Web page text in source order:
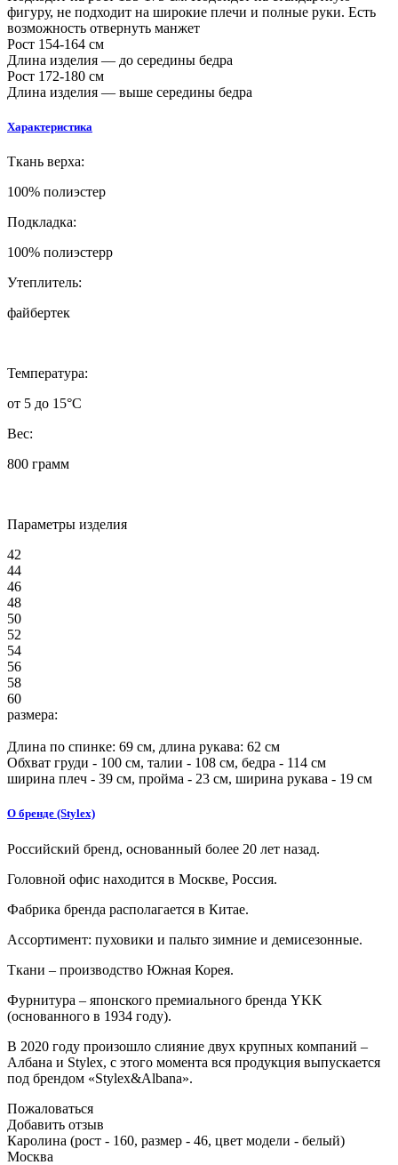
фигуру, не подходит на широкие плечи и полные руки. Есть
возможность отвернуть манжет
Рост 154-164 см
Длина изделия — до середины бедра
Рост 172-180 см
Длина изделия — выше середины бедра
Характеристика
Ткань верха:
100% полиэстер
Подкладка:
100% полиэстерр
Утеплитель:
файбертек
Температура:
от 5 до 15°C
Вес:
800 грамм
Параметры изделия
42
44
46
48
50
52
54
56
58
60
размера:
Длина по спинке: 69 см, длина рукава: 62 см
Обхват груди - 100 см, талии - 108 см, бедра - 114 см
ширина плеч - 39 см, пройма - 23 см, ширина рукава - 19 см
О бренде (Stylex)
Российский бренд, основанный более 20 лет назад.
Головной офис находится в Москве, Россия.
Фабрика бренда располагается в Китае.
Ассортимент: пуховики и пальто зимние и демисезонные.
Ткани – производство Южная Корея.
Фурнитура – японского премиального бренда YKK
(основанного в 1934 году).
В 2020 году произошло слияние двух крупных компаний –
Албана и Stylex, с этого момента вся продукция выпускается
под брендом «Stylex&Albana».
Пожаловаться
Добавить отзыв
Каролина (рост - 160, размер - 46, цвет модели - белый)
Москва